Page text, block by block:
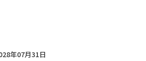
年07月31日